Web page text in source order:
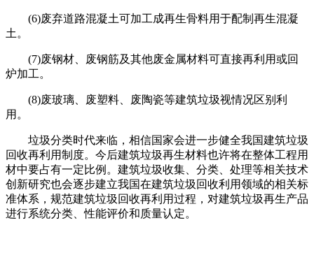
(6)废弃道路混凝土可加工成再生骨料用于配制再生混凝
土。
(7)废钢材、废钢筋及其他废金属材料可直接再利用或回
炉加工。
(8)废玻璃、废塑料、废陶瓷等建筑垃圾视情况区别利
用。
垃圾分类时代来临，相信国家会进一步健全我国建筑垃圾
回收再利用制度。今后建筑垃圾再生材料也许将在整体工程用
材中要占有一定比例。建筑垃圾收集、分类、处理等相关技术
创新研究也会逐步建立我国在建筑垃圾回收利用领域的相关标
准体系，规范建筑垃圾回收再利用过程，对建筑垃圾再生产品
进行系统分类、性能评价和质量认定。